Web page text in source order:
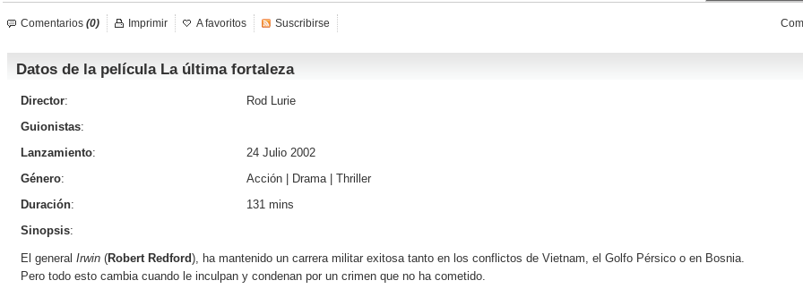
Comentarios (0) Imprimir A favoritos Suscribirse
Datos de la película La última fortaleza
Director:
Rod Lurie
Guionistas:
Lanzamiento:
24 Julio 2002
Género: Acción Drama| Thriller
Duración:
131 mins
Sinopsis:
El general Irwin (Robert Redford), ha mantenido un carrera militar exitosa tanto en los conflictos de Vietnam, el Golfo Pérsico o en Bosnia.
Pero todo esto cambia cuando le inculpan y condenan por un crimen que no ha cometido.